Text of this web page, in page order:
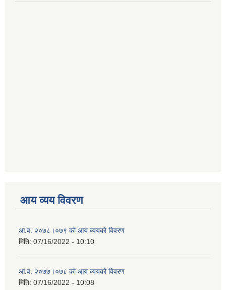
आय व्यय विवरण
आ.व. २०७८।०७९ को आय व्ययको विवरण
मिति: 07/16/2022 - 10:10
आ.व. २०७७।०७८ को आय व्ययको विवरण
मिति: 07/16/2022 - 10:08